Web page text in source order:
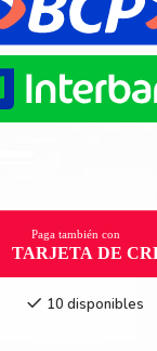
10 disponibles